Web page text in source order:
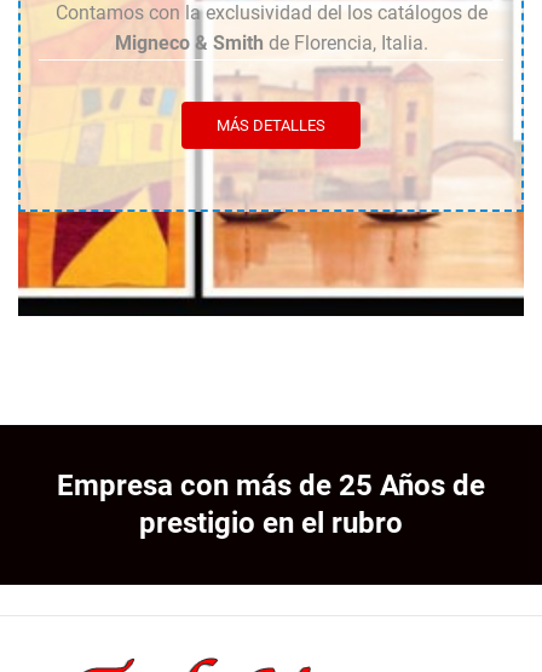
Contamos con la exclusividad del los catálogos de
Migneco & Smith de Florencia, Italia.
MÁS DETALLES
Empresa con más de 25 Años de
prestigio en el rubro